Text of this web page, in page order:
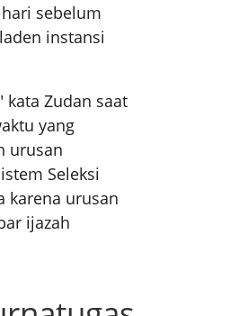
sebelum
instansi
Zudan saat
yang
urusan
Seleksi
karena urusan
ijazah